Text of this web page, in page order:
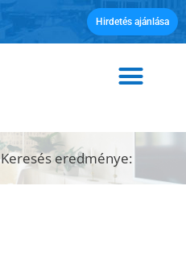
Hirdetés ajánlása
Keresés eredménye: